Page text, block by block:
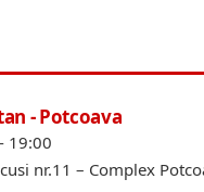
- Potcoava
19:00
nr.11 – Complex